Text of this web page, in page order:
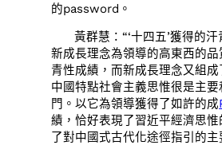
的password。
黃群慧：“‘十四五’獲得的
新成長理念為領導的高東西的
青性成績，而新成長理念又組成
中國特點社會主義思惟很是主
門。以它為領導獲得了如許的成
績，恰好表現了習近平經濟思
了對中國式古代化途徑指引的主